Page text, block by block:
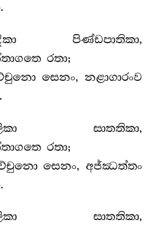
පිණ්ඩපාතිකා,
රතා;
සෙනං, නළාගාරංව
සාතතිකා,
රතා;
සෙනං, අජ්ඣත්තං
සාතතිකා,